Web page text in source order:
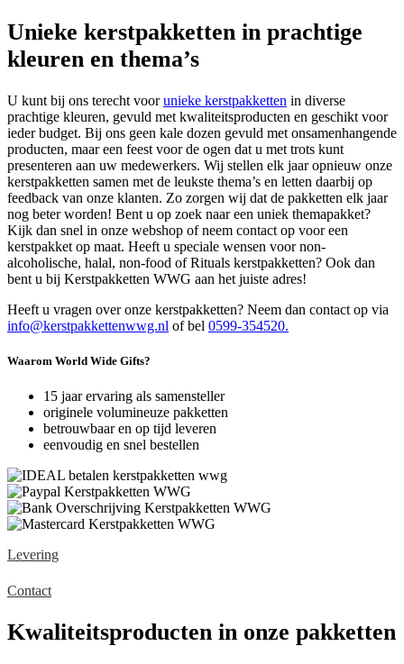
Unieke kerstpakketten in prachtige
kleuren en thema’s
U kunt bij ons terecht voorunieke kerstpakketten in diverse
prachtige kleuren, gevuld met kwaliteitsproducten en geschikt voor
ieder budget. Bij ons geen kale dozen gevuld met onsamenhangende
producten, maar een feest voor de ogen dat u met trots kunt
presenteren aan uw medewerkers. Wij stellen elk jaar opnieuw onze
kerstpakketten samen met de leukste thema’s en letten daarbij op
feedback van onze klanten. Zo zorgen wij dat de pakketten elk jaar
nog beter worden! Bent u op zoek naar een uniek themapakket?
Kijk dan snel in onze webshop of neem contact op voor een
kerstpakket op maat. Heeft u speciale wensen voor non-
alcoholische, halal, non-food of Rituals kerstpakketten? Ook dan
bent u bij Kerstpakketten WWG aan het juiste adres!
Heeft u vragen over onze kerstpakketten? Neem dan contact op via
info@kerstpakkettenwwg.nl of bel 0599-354520.
Waarom World Wide Gifts?
15 jaar ervaring als samensteller
originele volumineuze pakketten
betrouwbaar en op tijd leveren
eenvoudig en snel bestellen
Levering
Contact
Kwaliteitsproducten in onze pakketten